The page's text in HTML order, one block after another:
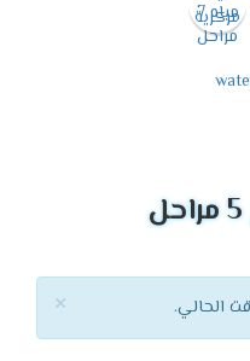
× الحالي.